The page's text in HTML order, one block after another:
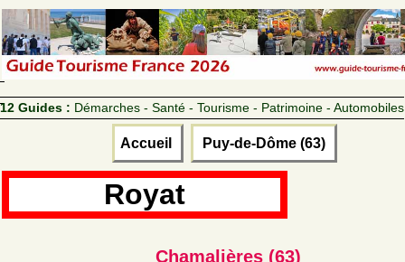
12 Guides : Démarches - Santé - Tourisme - Patrimoine - Automobiles
Accueil Puy-de-Dôme (63)
Royat
Chamalières (63)